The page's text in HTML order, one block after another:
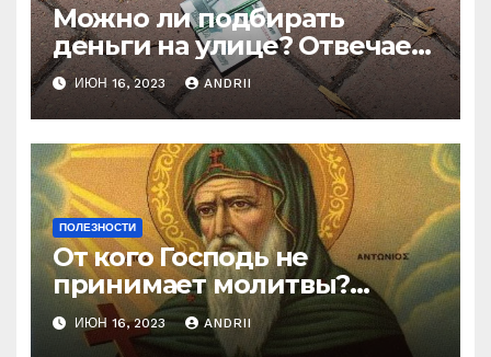
Можно ли подбирать
деньги на улице? Отвечает
батюшка
ИЮН 16, 2023 ANDRII
ПОЛЕЗНОСТИ
От кого Господь не
принимает молитвы?
Неожиданные слова
Ефрема Сирина
ИЮН 16, 2023 ANDRII